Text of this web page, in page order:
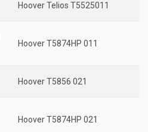
Hoover Telios T5525011
Hoover T5874HP 011
Hoover T5856 021
Hoover T5874HP 021